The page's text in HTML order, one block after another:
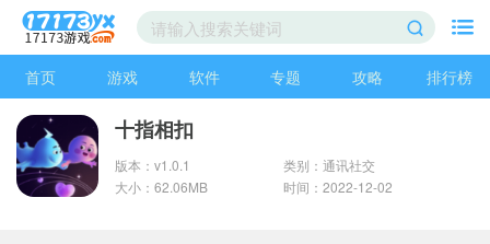
首页 游戏 软件 专题 攻略 排行榜
十指相扣
版本：v1.0.1
类别：通讯社交
大小：62.06MB
时间：2022-12-02